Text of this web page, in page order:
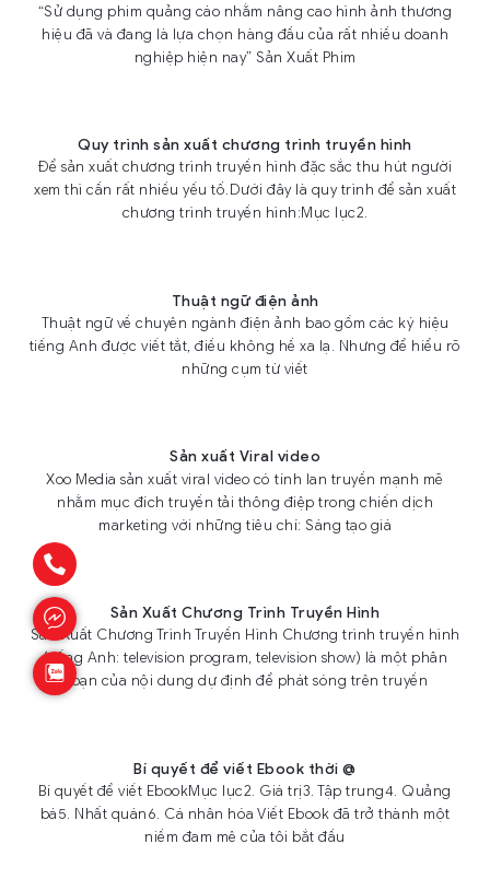
“Sử dụng phim quảng cáo nhằm nâng cao hình ảnh thương
hiệu đã và đang là lựa chọn hàng đầu của rất nhiều doanh
nghiệp hiện nay” Sản Xuất Phim
Quy trình sản xuất chương trình truyền hình
Để sản xuất chương trình truyền hình đặc sắc thu hút người
xem thì cần rất nhiều yếu tố.Dưới đây là quy trình để sản xuất
chương trình truyền hình:Mục lục2.
Thuật ngữ điện ảnh
Thuật ngữ về chuyên ngành điện ảnh bao gồm các ký hiệu
tiếng Anh được viết tắt, điều không hề xa lạ. Nhưng để hiểu rõ
những cụm từ viết
Sản xuất Viral video
Xoo Media sản xuất viral video có tính lan truyền mạnh mẽ
nhằm mục đích truyền tải thông điệp trong chiến dịch
marketing với những tiêu chí: Sáng tạo giá
Sản Xuất Chương Trình Truyền Hình
Sản Xuất Chương Trình Truyền Hình Chương trình truyền hình
(tiếng Anh: television program, television show) là một phân
đoạn của nội dung dự định để phát sóng trên truyền
Bí quyết để viết Ebook thời @
Bí quyết để viết EbookMục lục2. Giá trị3. Tập trung4. Quảng
bá5. Nhất quán6. Cá nhân hóa Viết Ebook đã trở thành một
niềm đam mê của tôi bắt đầu